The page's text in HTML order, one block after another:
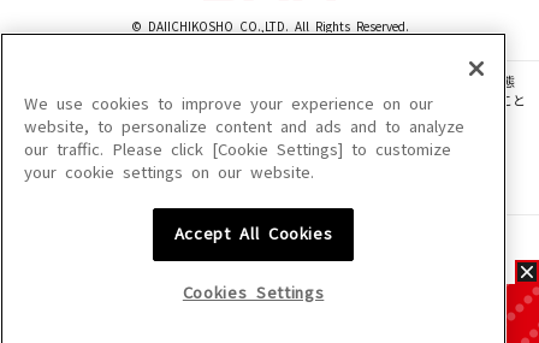
© DAIICHIKOSHO CO.,LTD. All Rights Reserved.
このサイトに掲載されている一切の文章・画像・写真・動画・音声等を、手段や形態
を問わず、著作権法の定める範囲を超えて無断で複製、転載、ファイル化などすること
を禁じます。
楽曲及びコンテンツは、機種によりご利用いただけない場合があります。
楽曲及びコンテンツの配信日、配信内容が変更になる場合があります。
We use cookies to improve your experience on our
website, to personalize content and ads and to analyze
our traffic. Please click [Cookie Settings] to customize
your cookie settings on our website.
Accept All Cookies
Cookies Settings